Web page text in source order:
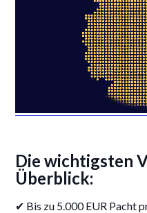
Die wichtigsten
Überblick:
✔ Bis zu 5.000 EUR Pacht